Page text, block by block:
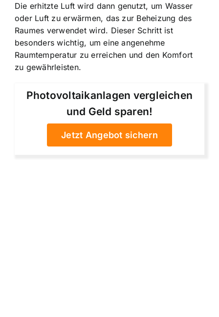
Die erhitzte Luft wird dann genutzt, um Wasser
oder Luft zu erwärmen, das zur Beheizung des
Raumes verwendet wird. Dieser Schritt ist
besonders wichtig, um eine angenehme
Raumtemperatur zu erreichen und den Komfort
zu gewährleisten.
Photovoltaikanlagen vergleichen
und Geld sparen!
Jetzt Angebot sichern